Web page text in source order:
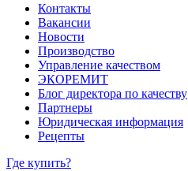
Контакты
Вакансии
Новости
Производство
Управление качеством
ЭКОРЕМИТ
Блог директора по качеству
Партнеры
Юридическая информация
Рецепты
Где купить?